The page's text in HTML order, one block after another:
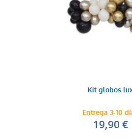
Kit globos
Entrega 3-10
19,90 €